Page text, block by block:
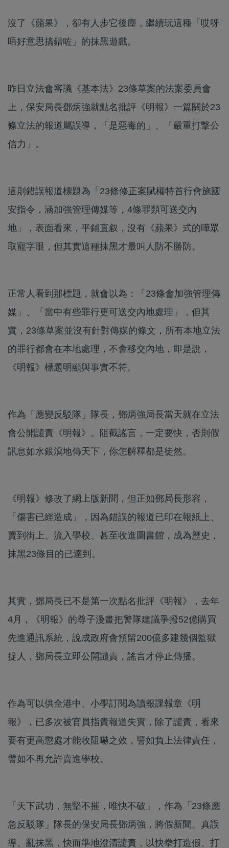
沒了《蘋果》，卻有人步它後塵，繼續玩這種「哎呀
唔好意思搞錯咗」的抹黑遊戲。
昨日立法會審議《基本法》23條草案的法案委員會
上，保安局長鄧炳強就點名批評《明報》一篇關於23
條立法的報道屬誤導，「是惡毒的」、「嚴重打撃公
信力」。
這則錯誤報道標題為「23條修正案賦權特首行會施國
安指令，涵加強管理傳媒等，4條罪類可送交內
地」，表面看來，平鋪直叙，沒有《蘋果》式的嘩眾
取寵字眼，但其實這種抹黑才最叫人防不勝防。
正常人看到那標題，就會以為：「23條會加強管理傳
媒」、「當中有些罪行更可送交內地處理」，但其
實，23條草案並沒有針對傳媒的條文，所有本地立法
的罪行都會在本地處理，不會移交內地，即是說，
《明報》標題明顯與事實不符。
作為「應變反駁隊」隊長，鄧炳強局長當天就在立法
會公開譴責《明報》。阻截謠言，一定要快，否則假
訊息如水銀瀉地傳天下，你怎解釋都是徒然。
《明報》修改了網上版新聞，但正如鄧局長形容，
「傷害已經造成」，因為錯誤的報道已印在報紙上、
賣到街上、流入學校、甚至收進圖書館，成為歷史，
抹黑23條目的已達到。
其實，鄧局長已不是第一次點名批評《明報》，去年
4月，《明報》的尊子漫畫把警隊建議爭撥52億購買
先進通訊系統，說成政府會預留200億多建幾個監獄
捉人，鄧局長立即公開譴責，謠言才停止傳播。
作為可以供全港中、小學訂閱為讀報課報章《明
報》，已多次被官員指責報道失實，除了譴責，看來
要有更高懲處才能收阻嚇之效，譬如負上法律責任，
譬如不再允許賣進學校。
「天下武功，無堅不摧，唯快不破」，作為「23條應
急反駁隊」隊長的保安局長鄧炳強，將假新聞、真誤
導、亂抹黑，快而準地澄清譴責，以快拳打造假、打